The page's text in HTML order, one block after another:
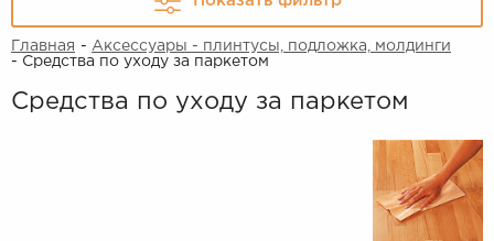
Главная - Аксессуары - плинтусы, подложка, молдинги
- Средства по уходу за паркетом
Средства по уходу за паркетом